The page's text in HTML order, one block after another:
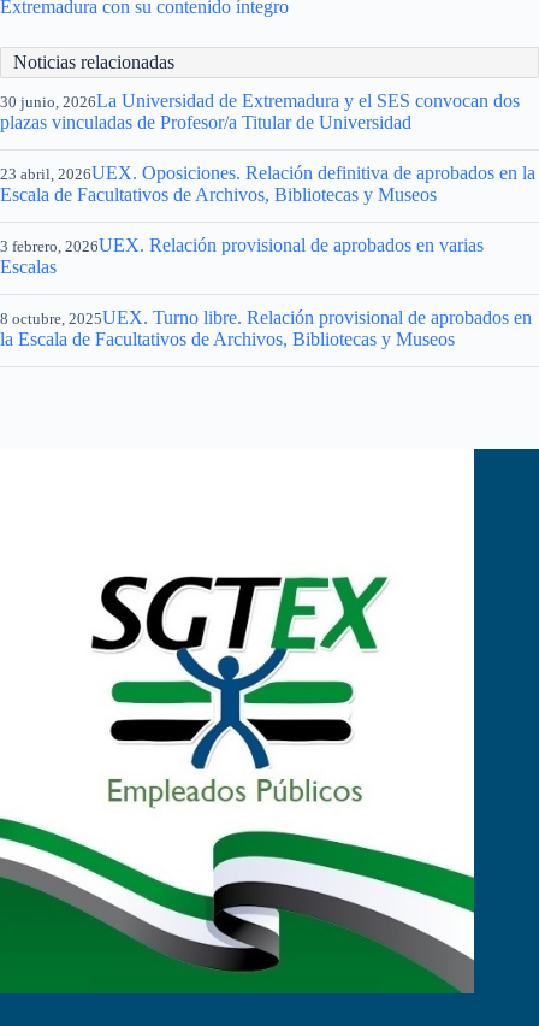
Extremadura con su contenido íntegro
Noticias relacionadas
30 junio, 2026La Universidad de Extremadura y el SES convocan dos
plazas vinculadas de Profesor/a Titular de Universidad
23 abril, 2026UEX. Oposiciones. Relación definitiva de aprobados en la
Escala de Facultativos de Archivos, Bibliotecas y Museos
3 febrero, 2026UEX. Relación provisional de aprobados en varias
Escalas
8 octubre, 2025UEX. Turno libre. Relación provisional de aprobados en
la Escala de Facultativos de Archivos, Bibliotecas y Museos